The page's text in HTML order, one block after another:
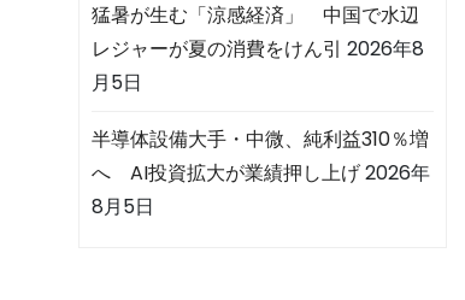
猛暑が生む「涼感経済」 中国で水辺
レジャーが夏の消費をけん引 2026年8
月5日
半導体設備大手・中微、純利益310％増
へ AI投資拡大が業績押し上げ2026年
8月5日